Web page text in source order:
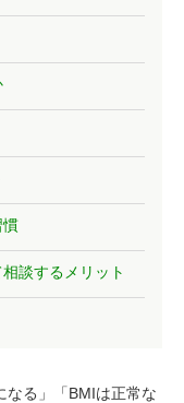
慣
談するメリット
なる」「BMIは正常な